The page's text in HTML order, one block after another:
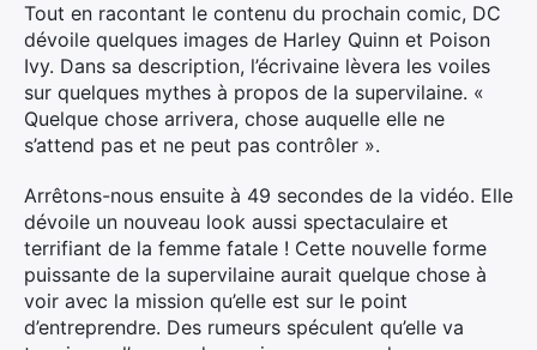
Tout en racontant le contenu du prochain comic, DC
dévoile quelques images de Harley Quinn et Poison
Ivy. Dans sa description, l’écrivaine lèvera les voiles
sur quelques mythes à propos de la supervilaine. «
Quelque chose arrivera, chose auquelle elle ne
s’attend pas et ne peut pas contrôler ».
Arrêtons-nous ensuite à 49 secondes de la vidéo. Elle
dévoile un nouveau look aussi spectaculaire et
terrifiant de la femme fatale ! Cette nouvelle forme
puissante de la supervilaine aurait quelque chose à
voir avec la mission qu’elle est sur le point
d’entreprendre. Des rumeurs spéculent qu’elle va